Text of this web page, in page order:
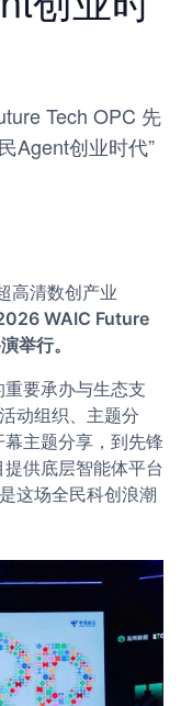
Tech OPC 先
Agent创业时代”
高清数创产业
WAIC Future
举行。
要承办与生态支
动组织、主题分
主题分享，到先锋
供底层智能体平台
这场全民科创浪潮